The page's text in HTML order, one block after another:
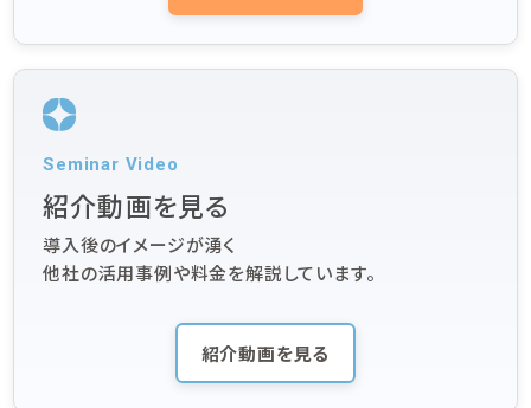
Seminar Video
紹介動画を見る
導入後のイメージが湧く
他社の活用事例や料金を解説しています。
紹介動画を見る